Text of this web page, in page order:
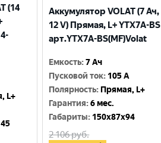
(14
L+
Аккумулятор VOLAT (7 Ач,
12 V) Прямая, L+ YTX7A-BS
арт.YTX7A-BS(MF)Volat
Емкость:7 Ач
Пусковой ток: 105 A
Полярность: Прямая, L+
Гарантия:6 мес.
Габариты: 150x87x94
2 106руб.